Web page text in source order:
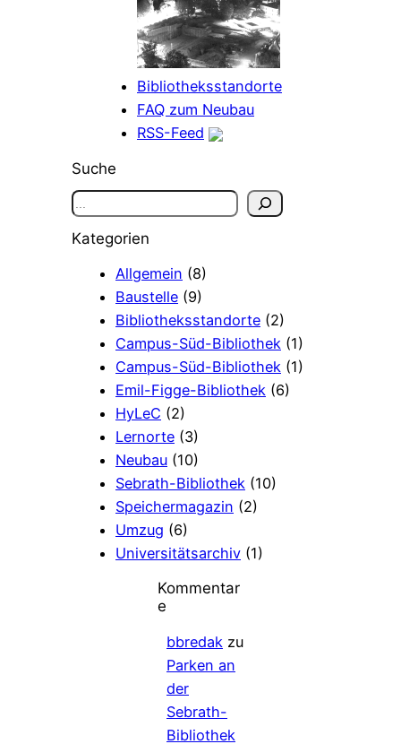
Bibliotheksstandorte
FAQ zum Neubau
RSS-Feed
Suche
S
c
Kategorien
Allgemein (8)
Baustelle (9)
Bibliotheksstandorte (2)
Campus-Süd-Bibliothek (1)
Campus-Süd-Bibliothek (1)
Emil-Figge-Bibliothek (6)
HyLeC (2)
Lernorte (3)
Neubau (10)
Sebrath-Bibliothek (10)
Speichermagazin (2)
Umzug (6)
Universitätsarchiv (1)
Kommentar
e
bbredak zu
Parken an
der
Sebrath-
Bibliothek